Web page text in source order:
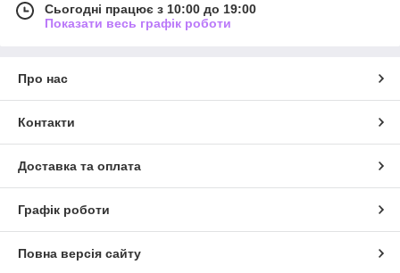
Сьогодні працює з 10:00 до 19:00
Показати весь графік роботи
Про нас
Контакти
Доставка та оплата
Графік роботи
Повна версія сайту